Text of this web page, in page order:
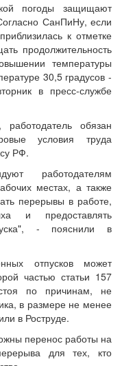
погоды защищают
СанПиНу, если
к отметке
продолжительность
температуры
30,5 градусов -
в пресс-службе
обязан
условия труда
РФ.
работодателям
местах, а также
перерывы в работе,
и предоставлять
- пояснили в
отпусков может
частью статьи 157
по причинам, не
в размере не менее
в Роструде.
перенос работы на
для тех, кто